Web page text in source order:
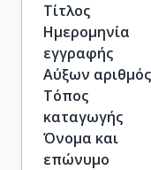
Τίτλος
Ημερομηνία
εγγραφής
Αύξων αριθμός
Τόπος
καταγωγής
Όνομα και
επώνυμο